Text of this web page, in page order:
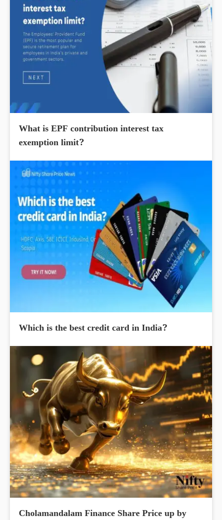
What is EPF contribution interest tax
exemption limit?
Which is the best credit card in India?
Cholamandalam Finance Share Price up by